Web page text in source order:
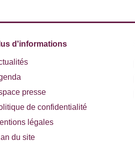
d'informations
presse
de confidentialité
légales
du site